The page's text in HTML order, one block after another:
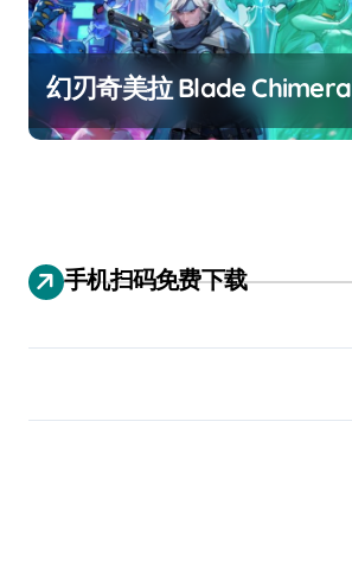
幻刃奇美拉 Blade Chimera
手机扫码免费下载